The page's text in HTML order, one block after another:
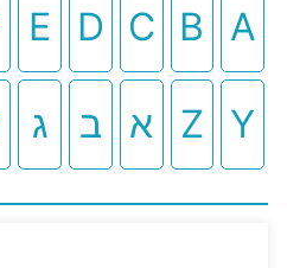
A
B
C
D
E
Y
Z א ב ג